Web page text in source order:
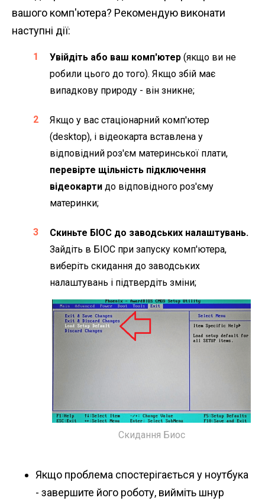
вашого комп'ютера? Рекомендую виконати
наступні дії:
Увійдіть або ваш комп'ютер (якщо ви не
робили цього до того). Якщо збій має
випадкову природу - він зникне;
Якщо у вас стаціонарний комп'ютер
(desktop), і відеокарта вставлена у
відповідний роз'єм материнської плати,
перевірте щільність підключення
відеокарти до відповідного роз'єму
материнки;
Скиньте БІОС до заводських налаштувань.
Зайдіть в БІОС при запуску комп'ютера,
виберіть скидання до заводських
налаштувань і підтвердіть зміни;
Скидання Биос
Якщо проблема спостерігається у ноутбука
- завершите його роботу, вийміть шнур